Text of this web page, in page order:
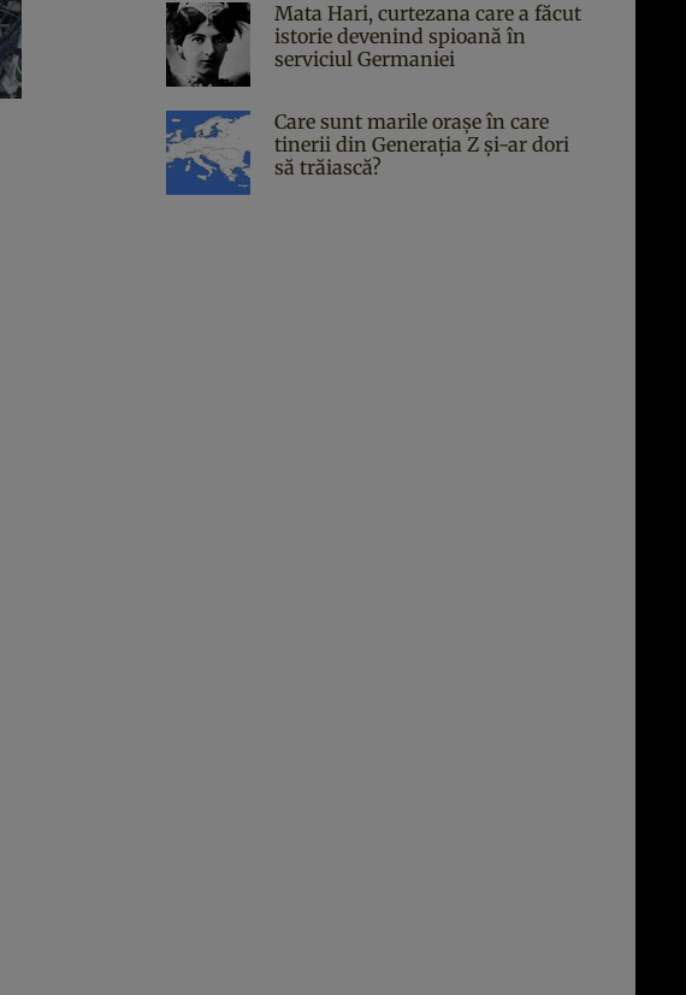
Mata Hari, curtezana care a făcut
istorie devenind spioană în
serviciul Germaniei
Care sunt marile orașe în care
tinerii din Generația Z și-ar dori
să trăiască?